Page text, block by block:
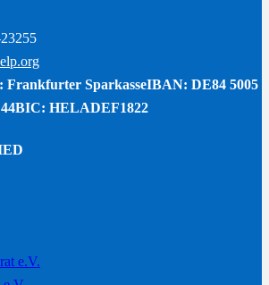
Frankfurter SparkasseIBAN: DE84 5005
BIC: HELADEF1822